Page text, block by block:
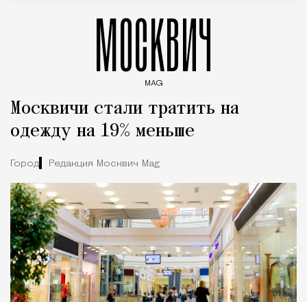
МОСКВИЧ
MAG
Москвичи стали тратить на
одежду на 19% меньше
Город Редакция Москвич Mag